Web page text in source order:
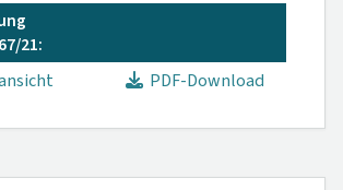
21:
PDF-Download